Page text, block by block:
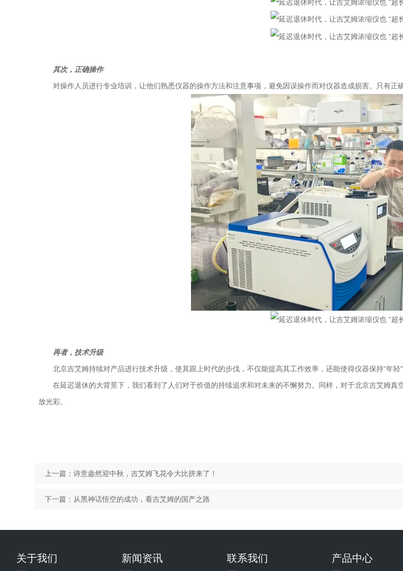
其次，正确操作
对操作人员进行专业培训，让他们熟悉仪器的操作方法和注意事项，避免因误操作而对仪器造成损害。只有正
再者，技术升级
北京吉艾姆持续对产品进行技术升级，使其跟上时代的步伐，不仅能提高其工作效率，还能使得仪器保持“年轻"
在延迟退休的大背景下，我们看到了人们对于价值的持续追求和对未来的不懈努力。同样，对于北京吉艾姆
放光彩。
上一篇：诗意盎然迎中秋，吉艾姆飞花令大比拼来了！
下一篇： 从黑神话悟空的成功，看吉艾姆的国产之路
关于我们 新闻资讯 联系我们 产品中心